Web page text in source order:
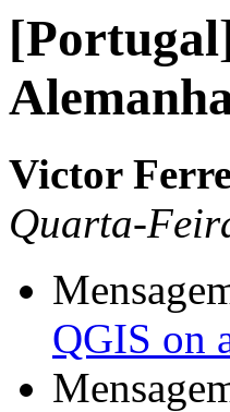
Victor
Quarta-
QGIS on